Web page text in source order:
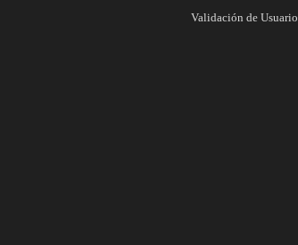
Validación de Usuario